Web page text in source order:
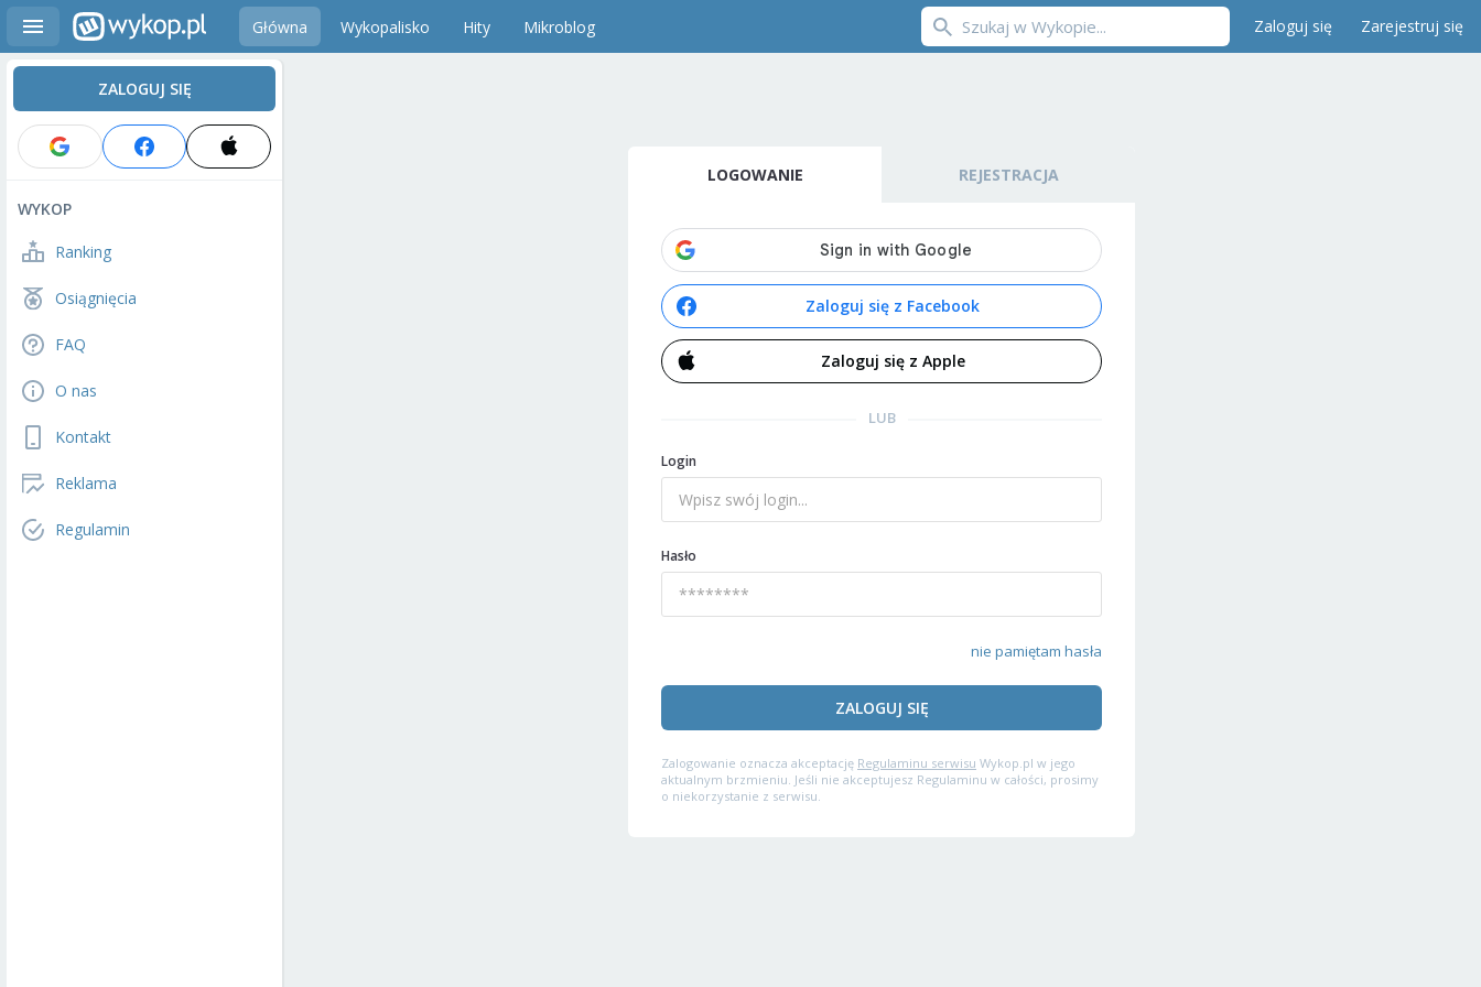
Główna Wykopalisko Hity Mikroblog Zaloguj się Zarejestruj się
ZALOGUJ SIĘ
WYKOP
Ranking
Osiągnięcia
FAQ
O nas
Kontakt
Reklama
Regulamin
LOGOWANIE REJESTRACJA
Zaloguj się z Facebook
Zaloguj się z Apple
LUB
Login
Hasło
nie pamiętam hasła
ZALOGUJ SIĘ
Zalogowanie oznacza akceptację Regulaminu serwisu Wykop.pl w jego
aktualnym brzmieniu. Jeśli nie akceptujesz Regulaminu w całości, prosimy
o niekorzystanie z serwisu.